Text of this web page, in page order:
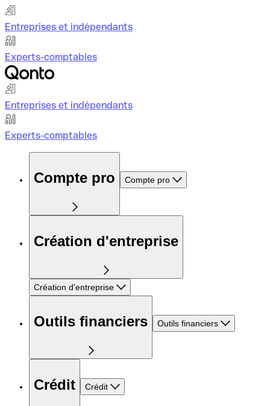
Entreprises et indépendants
Experts-comptables
Entreprises et indépendants
Experts-comptables
Compte pro Compte pro
Création d'entreprise
Création d'entreprise
Outils financiers Outils financiers
Crédit Crédit